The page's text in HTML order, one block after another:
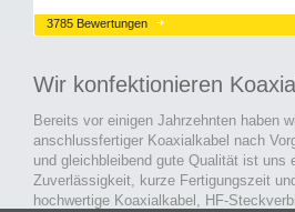
3785 Bewertungen
Wir konfektionieren
Bereits vor einigen Jahrzehnten haben
anschlussfertiger Koaxialkabel nach
und gleichbleibend gute Qualität ist uns
Zuverlässigkeit, kurze Fertigungszeit
hochwertige Koaxialkabel, HF-